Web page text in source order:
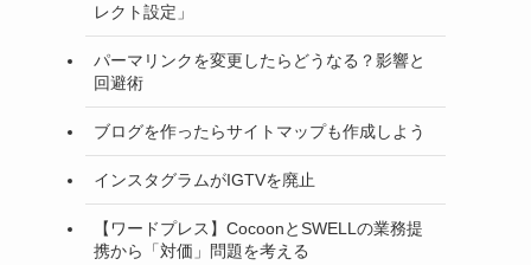
レクト設定」
パーマリンクを変更したらどうなる？影響と
回避術
ブログを作ったらサイトマップも作成しよう
インスタグラムがIGTVを廃止
【ワードプレス】CocoonとSWELLの業務提
携から「対価」問題を考える